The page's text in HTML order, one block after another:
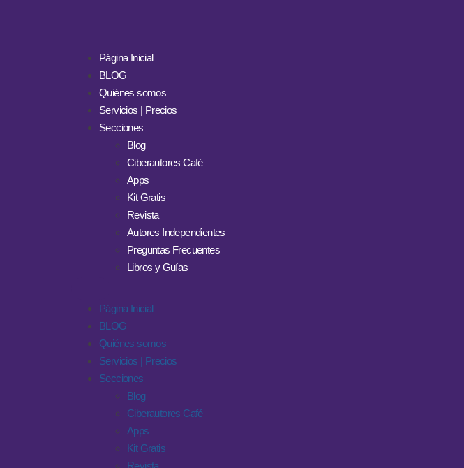
Página Inicial
BLOG
Quiénes somos
Servicios | Precios
Secciones
Blog
Ciberautores Café
Apps
Kit Gratis
Revista
Autores Independientes
Preguntas Frecuentes
Libros y Guías
Página Inicial
BLOG
Quiénes somos
Servicios | Precios
Secciones
Blog
Ciberautores Café
Apps
Kit Gratis
Revista